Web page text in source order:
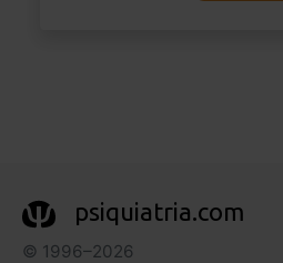
psiquiatria.com
© 1996–2026